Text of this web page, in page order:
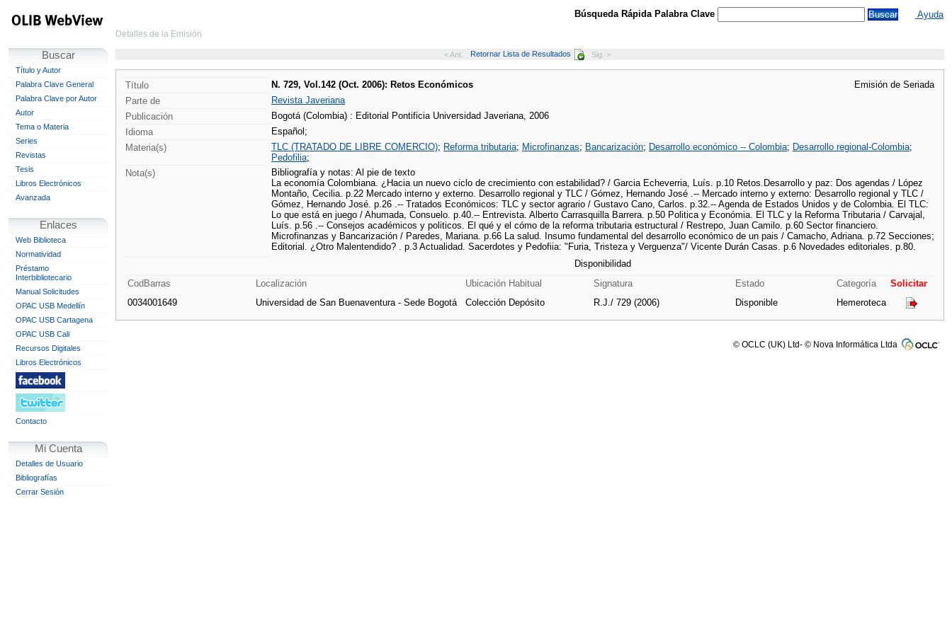
Buscar
Título y Autor
Palabra Clave General
Palabra Clave por Autor
Autor
Tema o Materia
Series
Revistas
Tesis
Libros Electrónicos
Avanzada
Enlaces
Web Biblioteca
Normatividad
Préstamo
Interbibliotecario
Manual Solicitudes
OPAC USB Medellín
OPAC USB Cartagena
OPAC USB Cali
Recursos Digitales
Libros Electrónicos
Contacto
Mi Cuenta
Detalles de Usuario
Bibliografías
Cerrar Sesión
Búsqueda Rápida Palabra Clave Ayuda
Detalles de la Emisión
< Ant. Retornar Lista de Resultados Sig. >
Título N. 729, Vol.142 (Oct. 2006): Retos Económicos
Emisión de Seriada
Parte de
Revista Javeriana
Publicación
Bogotá (Colombia) : Editorial Pontificia Universidad Javeriana, 2006
Idioma
Español;
Materia(s)
TLC (TRATADO DE LIBRE COMERCIO); Reforma tributaria; Microfinanzas; Bancarización; Desarrollo económico -- Colombia; Desarrollo regional-Colombia;
Pedofilia;
Nota(s)
Bibliografía y notas: Al pie de texto
La economía Colombiana. ¿Hacia un nuevo ciclo de crecimiento con estabilidad? / Garcia Echeverria, Luís. p.10 Retos.Desarrollo y paz: Dos agendas / López
Montaño, Cecilia. p.22 Mercado interno y externo. Desarrollo regional y TLC / Gómez, Hernando José .-- Mercado interno y externo: Desarrollo regional y TLC /
Gómez, Hernando José. p.26 .-- Tratados Económicos: TLC y sector agrario / Gustavo Cano, Carlos. p.32.-- Agenda de Estados Unidos y de Colombia. El TLC:
Lo que está en juego / Ahumada, Consuelo. p.40.-- Entrevista. Alberto Carrasquilla Barrera. p.50 Politica y Económia. El TLC y la Reforma Tributaria / Carvajal,
Luís. p.56 .-- Consejos académicos y politicos. El qué y el cómo de la reforma tributaria estructural / Restrepo, Juan Camilo. p.60 Sector financiero.
Microfinanzas y Bancarización / Paredes, Mariana. p.66 La salud. Insumo fundamental del desarrollo económico de un pais / Camacho, Adriana. p.72 Secciones;
Editorial. ¿Otro Malentendido? . p.3 Actualidad. Sacerdotes y Pedofiia: "Furia, Tristeza y Verguenza"/ Vicente Durán Casas. p.6 Novedades editoriales. p.80.
Disponibilidad
CodBarras
Localización Ubicación Habitual Signatura Estado Categoría
Solicitar
0034001649
Universidad de San Buenaventura - Sede Bogotá Colección Depósito R.J./ 729 (2006) Disponible Hemeroteca
© OCLC (UK) Ltd- © Nova Informática Ltda